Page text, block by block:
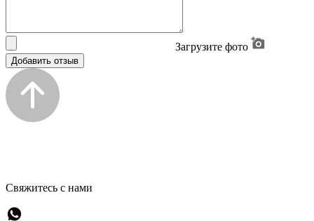
Загрузите фото
Добавить отзыв
Свяжитесь с нами